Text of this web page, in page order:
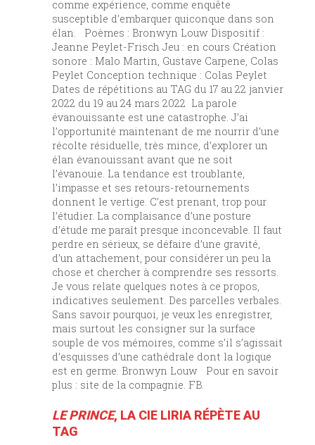
comme expérience, comme enquête
susceptible d’embarquer quiconque dans son
élan. Poèmes : Bronwyn Louw Dispositif :
Jeanne Peylet-Frisch Jeu : en cours Création
sonore : Malo Martin, Gustave Carpene, Colas
Peylet Conception technique : Colas Peylet
Dates de répétitions au TAG du 17 au 22 janvier
2022 du 19 au 24 mars 2022 La parole
évanouissante est une catastrophe. J’ai
l’opportunité maintenant de me nourrir d’une
récolte résiduelle, très mince, d’explorer un
élan évanouissant avant que ne soit
l’évanouie. La tendance est troublante,
l’impasse et ses retours-retournements
donnent le vertige. C’est prenant, trop pour
l’étudier. La complaisance d’une posture
d’étude me paraît presque inconcevable. Il faut
perdre en sérieux, se défaire d’une gravité,
d’un attachement, pour considérer un peu la
chose et chercher à comprendre ses ressorts.
Je vous relate quelques notes à ce propos,
indicatives seulement. Des parcelles verbales.
Sans savoir pourquoi, je veux les enregistrer,
mais surtout les consigner sur la surface
souple de vos mémoires, comme s’il s’agissait
d’esquisses d’une cathédrale dont la logique
est en germe. Bronwyn Louw Pour en savoir
plus : site de la compagnie. FB.
LE PRINCE, LA CIE LIRIA RÉPÈTE AU
TAG